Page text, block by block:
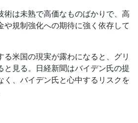
術は未熟で高価なものばかりで、高
や規制強化への期待に強く依存して
る米国の現実が露わになると、グリ
と見る。日経新聞はバイデン氏の提
く、バイデン氏と心中するリスクを